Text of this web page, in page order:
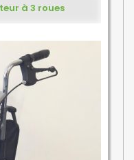
à 3 roues